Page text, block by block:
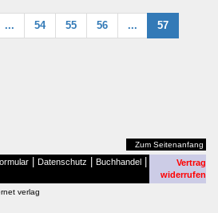
... 54 55 56 ... 57
Zum Seitenanfang
Datenschutz Buchhandel
Vertrag
widerrufen
verlag